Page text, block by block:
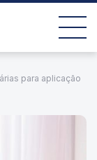
para aplicação